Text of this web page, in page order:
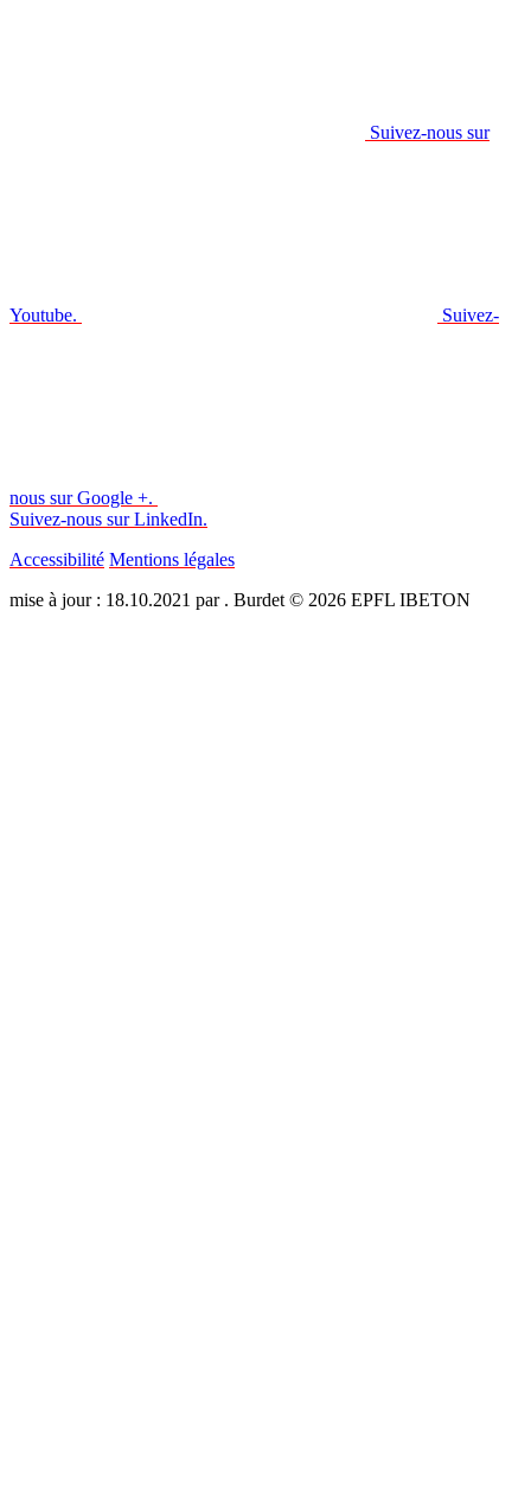
Suivez-nous sur
Youtube. Suivez-
nous sur Google +.
Suivez-nous sur LinkedIn.
Accessibilité Mentions légales
mise à jour : 18.10.2021 par . Burdet © 2026 EPFL IBETON